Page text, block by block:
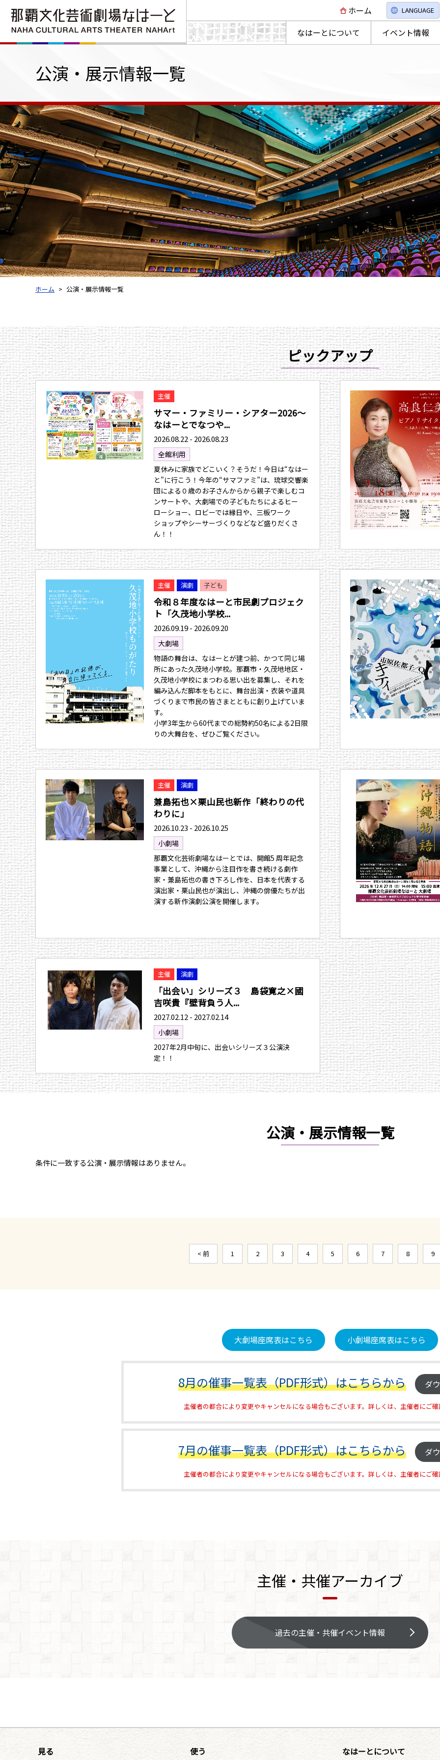
ホーム LANGUAGE
なはーとについて イベント情報
公演・展示情報一覧
ホーム 公演・展示情報一覧
ピックアップ
主催
サマー・ファミリー・シアター2026〜
なはーとでなつや...
2026.08.22 - 2026.08.23
全館利用
夏休みに家族でどこいく？そうだ！今日は“なはー
と”に行こう！今年の“サマファミ”は、琉球交響楽
団による０歳のお子さんからから親子で楽しむコ
ンサートや、大劇場での子どもたちによるヒー
ローショー、ロビーでは縁日や、三板ワーク
ショップやシーサーづくりなどなど盛りだくさ
ん！！
主催 演劇 子ども
令和８年度なはーと市民劇プロジェク
ト「久茂地小学校...
2026.09.19 - 2026.09.20
大劇場
物語の舞台は、なはーとが建つ前、かつて同じ場
所にあった久茂地小学校。那覇市・久茂地地区・
久茂地小学校にまつわる思い出を募集し、それを
編み込んだ脚本をもとに、舞台出演・衣装や道具
づくりまで市民の皆さまとともに創り上げていま
す。
小学3年生から60代までの総勢約50名による2日限
りの大舞台を、ぜひご覧ください。
主催 演劇
兼島拓也×栗山民也新作「終わりの代
わりに」
2026.10.23 - 2026.10.25
小劇場
那覇文化芸術劇場なはーとでは、開館5 周年記念
事業として、沖縄から注目作を書き続ける劇作
家・兼島拓也の書き下ろし作を、日本を代表する
演出家・栗山民也が演出し、沖縄の俳優たちが出
演する新作演劇公演を開催します。
主催 演劇
「出会い」シリーズ３ 島袋寛之×國
吉咲貴『壁背負う人...
2027.02.12 - 2027.02.14
小劇場
2027年2月中旬に、出会いシリーズ３公演決
定！！
公演・展示情報一覧
条件に一致する公演・展示情報はありません。
< 前 1 2 3 4 5 6 7 8 9
大劇場座席表はこちら 小劇場座席表はこちら
8月の催事一覧表（PDF形式）はこちらから ダ
主催者の都合により変更やキャンセルになる場合もございます。詳しくは、主催者にご
7月の催事一覧表（PDF形式）はこちらから ダ
主催者の都合により変更やキャンセルになる場合もございます。詳しくは、主催者にご
主催・共催アーカイブ
過去の主催・共催イベント情報
見る 使う なはーとについて